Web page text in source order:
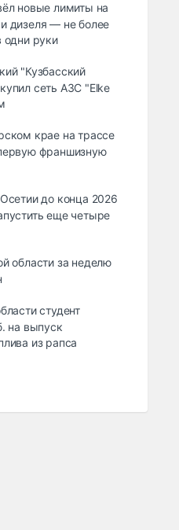
новые лимиты на
дизеля — не более
одни руки
"Кузбасский
сеть АЗС "Elke
крае на трассе
франшизную
до конца 2026
еще четыре
области за неделю
студент
на выпуск
из рапса